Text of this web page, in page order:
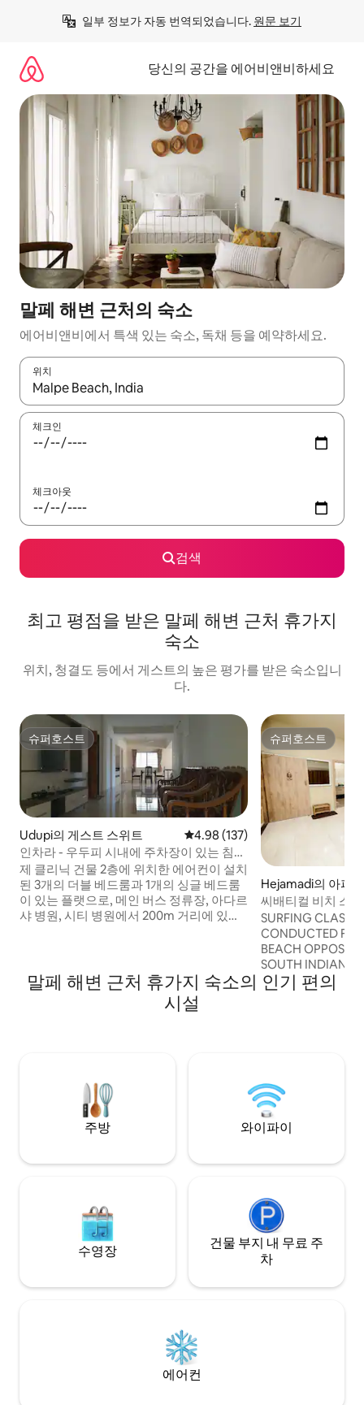
일부 정보가 자동 번역되었습니다. 원문 보기
당신의 공간을 에어비앤비하세요
말페 해변 근처의 숙소
에어비앤비에서 특색 있는 숙소, 독채 등을 예약하세요.
위치
결과가 나오면 위·아래 화살표 키를 사용하거나 터치 또는 스와이
체크인
체크아웃
검색
최고 평점을 받은 말페 해변 근처 휴가지
숙소
위치, 청결도 등에서 게스트의 높은 평가를 받은 숙소입니
다.
슈퍼호스트
슈퍼호스트
Udupi의 게스트 스위트 평점 4.98점(5점 만점), 후기 137
4.98 (137)
인차라 - 우두피 시내에 주차장이 있는 침실
4개의 플랫
제 클리닉 건물 2층에 위치한 에어컨이 설치
된 3개의 더블 베드룸과 1개의 싱글 베드룸
이 있는 플랫으로, 메인 버스 정류장, 아다르
샤 병원, 시티 병원에서 200m 거리에 있습
전까지 모든 시설을 이용할 수 있습니다. 4
인 이상의 그룹이나 장기 숙박에 이상적인
숙소입니다. 예약 시 알려주시면 체크인 시
이를 이용하실 수 있습니다.
슈퍼호스트
슈퍼호스트
Hejamadi의 아파
씨배티컬 비치 스
발코니 2개
SURFING
CONDUCTED
BEACH OPPOSITE
SOUTH INDIAN
8:30 - 9:30 AM
property located
말페 해변 근처 휴가지 숙소의 인기 편의
시설
주방 와이파이
수영장
건물 부지 내 무료 주
차
에어컨